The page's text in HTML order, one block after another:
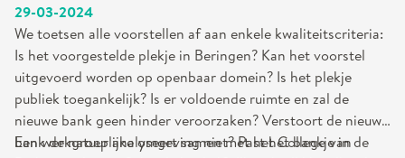
29-03-2024
We toetsen alle voorstellen af aan enkele kwaliteitscriteria:
Is het voorgestelde plekje in Beringen? Kan het voorstel
uitgevoerd worden op openbaar domein? Is het plekje
publiek toegankelijk? Is er voldoende ruimte en zal de
nieuwe bank geen hinder veroorzaken? Verstoort de nieuwe
bank de natuurlijke omgeving niet? Past het bankje in de
Een werkgroep analyseert samen met het College van